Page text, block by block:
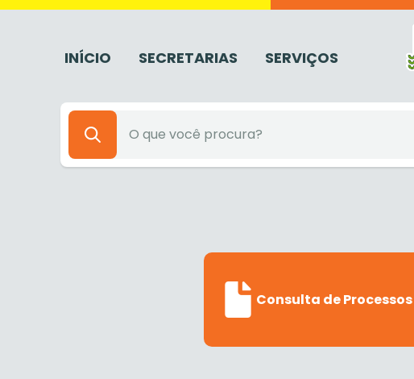
INÍCIO SECRETARIAS SERVIÇOS
Consulta de